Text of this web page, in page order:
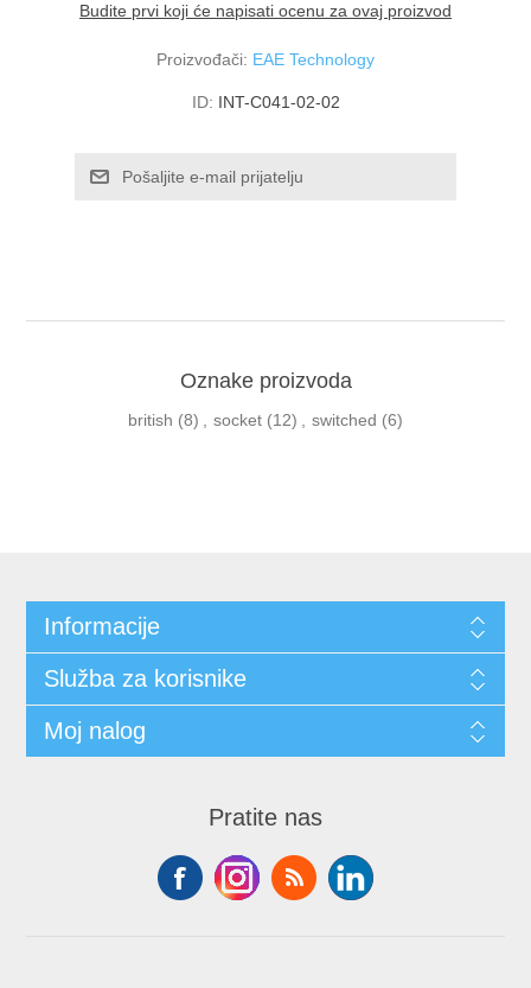
Budite prvi koji će napisati ocenu za ovaj proizvod
Proizvođači: EAE Technology
ID: INT-C041-02-02
Oznake proizvoda
british (8) socket (12) switched (6)
Informacije
Služba za korisnike
Moj nalog
Pratite nas